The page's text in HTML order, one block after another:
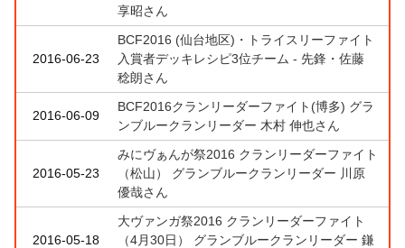
享昭さん
2016-06-23
BCF2016 (仙台地区)・トライスリーファイト
入賞者デッキレシピ3位チーム - 先鋒・佐藤
稔朗さん
2016-06-09
BCF2016クランリーダーファイト(博多) グラ
ンブルークランリーダー 木村 伸也さん
2016-05-23
みにヴぁんが祭2016 クランリーダーファイト
（松山） グランブルークランリーダー 川原
優哉さん
2016-05-18
大ヴァンガ祭2016 クランリーダーファイト
（4月30日） グランブルークランリーダー 鎌